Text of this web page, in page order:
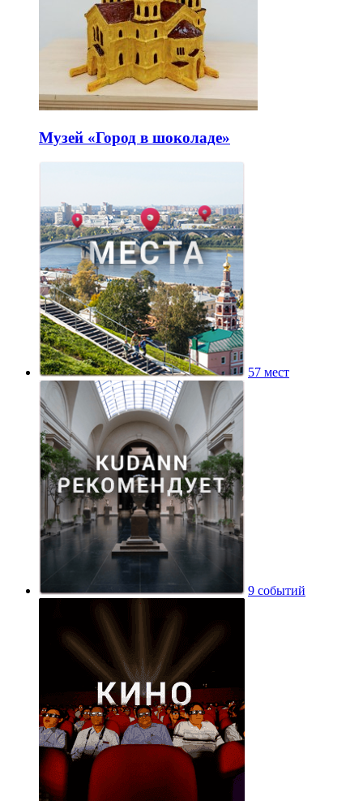
Музей «Город в шоколаде»
57 мест
9 событий